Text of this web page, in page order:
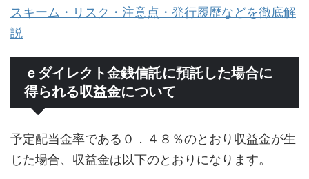
スキーム・リスク・注意点・発行履歴などを徹底解
説
ｅダイレクト金銭信託に預託した場合に
得られる収益金について
予定配当金率である０．４８％のとおり収益金が生
じた場合、収益金は以下のとおりになります。